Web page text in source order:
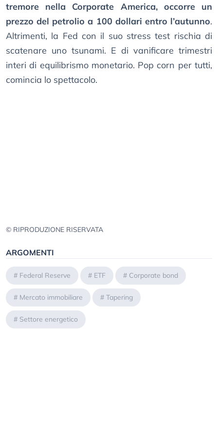
tremore nella Corporate America, occorre un
prezzo del petrolio a 100 dollari entro l’autunno.
Altrimenti, la Fed con il suo stress test rischia di
scatenare uno tsunami. E di vanificare trimestri
interi di equilibrismo monetario. Pop corn per tutti,
comincia lo spettacolo.
© RIPRODUZIONE RISERVATA
ARGOMENTI
# Federal Reserve # ETF # Corporate bond
# Mercato immobiliare # Tapering
# Settore energetico